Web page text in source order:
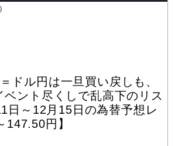
ドル円は一旦買い戻しも、
ベント尽くしで乱高下のリス
日～12月15日の為替予想レ
147.50円】